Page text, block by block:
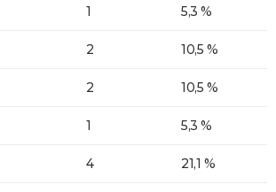
1 5,3 %
2 10,5 %
2 10,5 %
1 5,3 %
4 21,1 %